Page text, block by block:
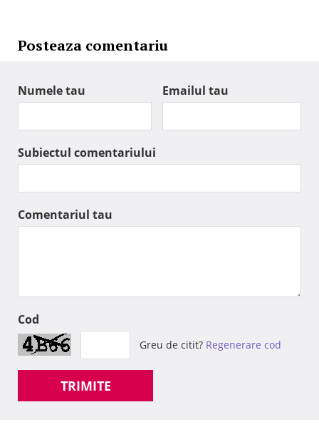
Posteaza comentariu
Numele tau Emailul tau
Subiectul comentariului
Comentariul tau
Cod
Greu de citit? Regenerare cod
TRIMITE